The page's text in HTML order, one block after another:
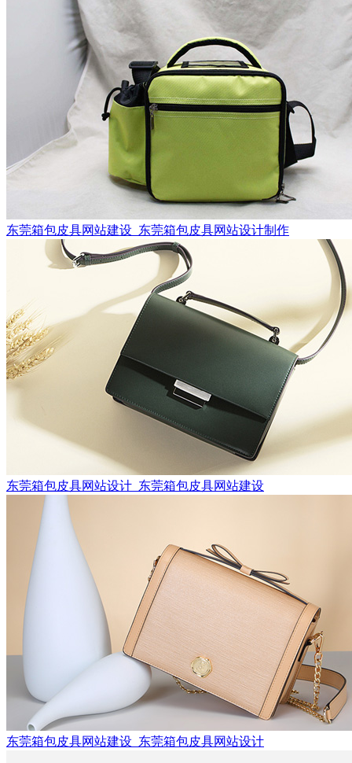
东莞箱包皮具网站建设_东莞箱包皮具网站设计制作
东莞箱包皮具网站设计_东莞箱包皮具网站建设
东莞箱包皮具网站建设_东莞箱包皮具网站设计